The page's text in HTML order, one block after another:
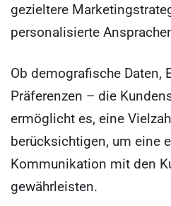
gezieltere
personalisierte
Ob demografische Daten,
Präferenzen – die
ermöglicht es, eine
berücksichtigen, um eine
Kommunikation mit den
gewährleisten.